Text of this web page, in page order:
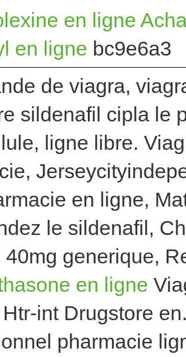
en ligne
en ligne bc9e6a3
de viagra,
sildenafil cipla le
ligne libre.
en ligne,
le sildenafil,
40mg generique,
en ligne
int Drugstore
pharmacie